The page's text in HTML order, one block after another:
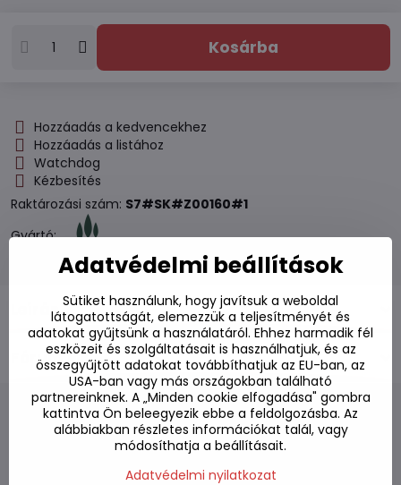
Kosárba
Hozzáadás a kedvencekhez
Hozzáadás a listához
Watchdog
Kézbesítés
Raktározási szám: S7#SK#Z00160#1
Gyártó:
Leírás
Fórum 0
Alternatív termékek
Adatvédelmi beállítások
Sütiket használunk, hogy javítsuk a weboldal
látogatottságát, elemezzük a teljesítményét és
adatokat gyűjtsünk a használatáról. Ehhez harmadik fél
eszközeit és szolgáltatásait is használhatjuk, és az
összegyűjtött adatokat továbbíthatjuk az EU-ban, az
USA-ban vagy más országokban található
partnereinknek. A „Minden cookie elfogadása" gombra
kattintva Ön beleegyezik ebbe a feldolgozásba. Az
alábbiakban részletes információkat talál, vagy
módosíthatja a beállításait.
Adatvédelmi nyilatkozat